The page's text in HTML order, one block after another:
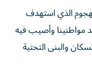
الذي استهدف
مواطنينا وأصيب فيه
والبنى التحتية